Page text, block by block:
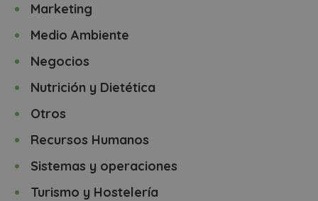
Marketing
Medio Ambiente
Negocios
Nutrición y Dietética
Otros
Recursos Humanos
Sistemas y operaciones
Turismo y Hostelería